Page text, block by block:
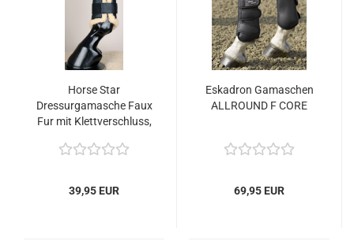
Horse Star
Dressurgamasche Faux
Fur mit Klettverschluss,
39,95 EUR
Eskadron Gamaschen
ALLROUND F CORE
69,95 EUR